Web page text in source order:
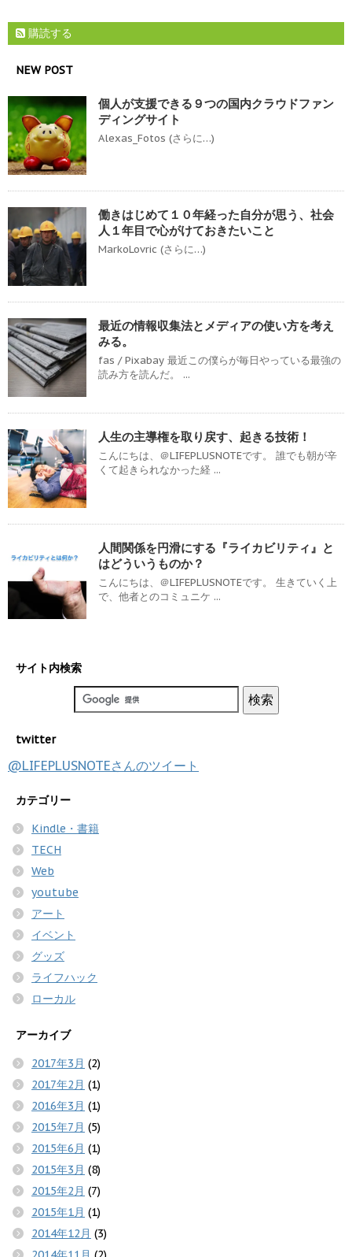
購読する
NEW POST
個人が支援できる９つの国内クラウドファン
ディングサイト
Alexas_Fotos (さらに…)
働きはじめて１０年経った自分が思う、社会
人１年目で心がけておきたいこと
MarkoLovric (さらに…)
最近の情報収集法とメディアの使い方を考え
みる。
fas / Pixabay 最近この僕らが毎日やっている最強の
読み方を読んだ。 ...
人生の主導権を取り戻す、起きる技術！
こんにちは、＠LIFEPLUSNOTEです。 誰でも朝が辛
くて起きられなかった経 ...
人間関係を円滑にする『ライカビリティ』と
はどういうものか？
こんにちは、＠LIFEPLUSNOTEです。 生きていく上
で、他者とのコミュニケ ...
サイト内検索
twitter
@LIFEPLUSNOTEさんのツイート
カテゴリー
Kindle・書籍
TECH
Web
youtube
アート
イベント
グッズ
ライフハック
ローカル
アーカイブ
2017年3月 (2)
2017年2月 (1)
2016年3月 (1)
2015年7月 (5)
2015年6月 (1)
2015年3月 (8)
2015年2月 (7)
2015年1月 (1)
2014年12月 (3)